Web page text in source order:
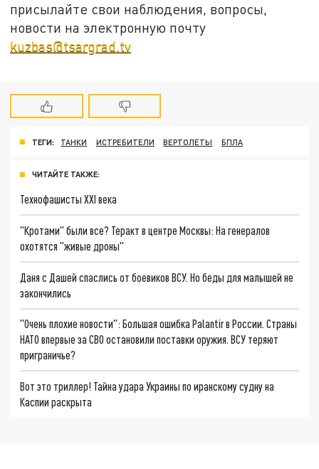
присылайте свои наблюдения, вопросы,
новости на электронную почту
kuzbas@tsargrad.tv
ТЕГИ: ТАНКИ ИСТРЕБИТЕЛИ ВЕРТОЛЕТЫ БПЛА
ЧИТАЙТЕ ТАКЖЕ:
Технофашисты XXI века
"Кротами" были все? Теракт в центре Москвы: На генералов
охотятся "живые дроны"
Даня с Дашей спаслись от боевиков ВСУ. Но беды для малышей не
закончились
"Очень плохие новости": Большая ошибка Palantir в России. Страны
НАТО впервые за СВО остановили поставки оружия. ВСУ теряют
приграничье?
Вот это триллер! Тайна удара Украины по иранскому судну на
Каспии раскрыта